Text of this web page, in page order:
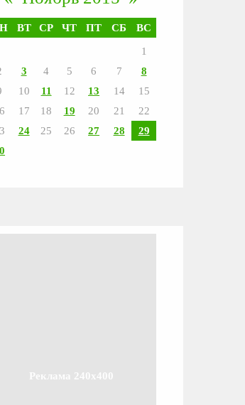
ВТ СР ЧТ ПТ СБ ВС
1
3 4 5 6 7
8
10 11 12 13 14
15
17 18 19 20 21
22
24 25 26 27 28
29
Реклама 240x400